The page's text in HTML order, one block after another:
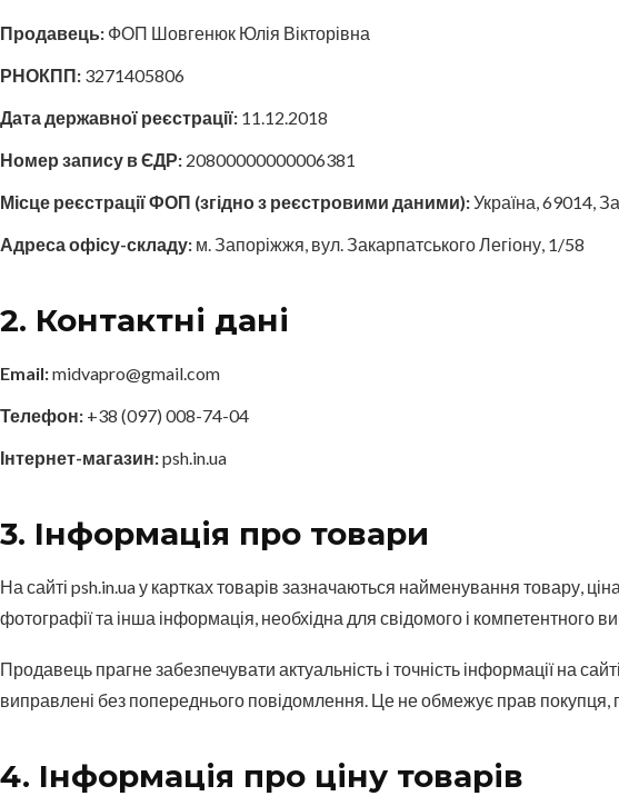
Продавець: ФОП Шовгенюк Юлія Вікторівна
РНОКПП: 3271405806
Дата державної реєстрації: 11.12.2018
Номер запису в ЄДР: 20800000000006381
Місце реєстрації ФОП (згідно з реєстровими даними):Україна, 69014,
Адреса офісу-складу: м. Запоріжжя, вул. Закарпатського Легіону, 1/58
2. Контактні дані
Email:midvapro@gmail.com
Телефон: +38 (097) 008-74-04
Інтернет-магазин:psh.in.ua
3. Інформація про товари
На сайті psh.in.ua у картках товарів зазначаються найменування товару,
фотографії та інша інформація, необхідна для свідомого і компетентного
Продавець прагне забезпечувати актуальність і точність інформації на
виправлені без попереднього повідомлення. Це не обмежує прав
4. Інформація про ціну товарів